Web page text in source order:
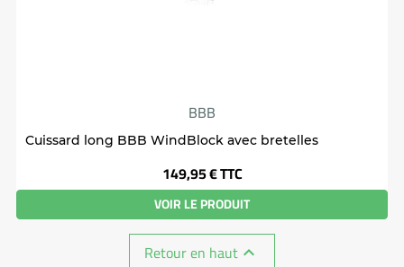
BBB
Cuissard long BBB WindBlock avec bretelles
Prix
149,95 €TTC
VOIR LE PRODUIT
Retour en haut 